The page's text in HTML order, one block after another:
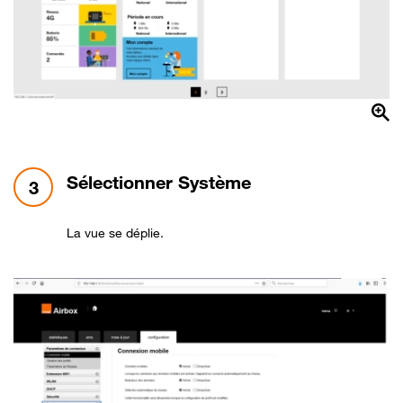
3 étape 3:
Sélectionner Système
La vue se déplie.